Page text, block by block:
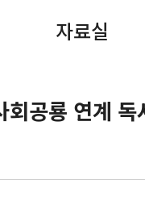
자료실
회공룡 연계 독